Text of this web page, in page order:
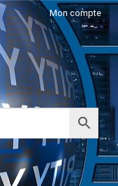
Mon compte